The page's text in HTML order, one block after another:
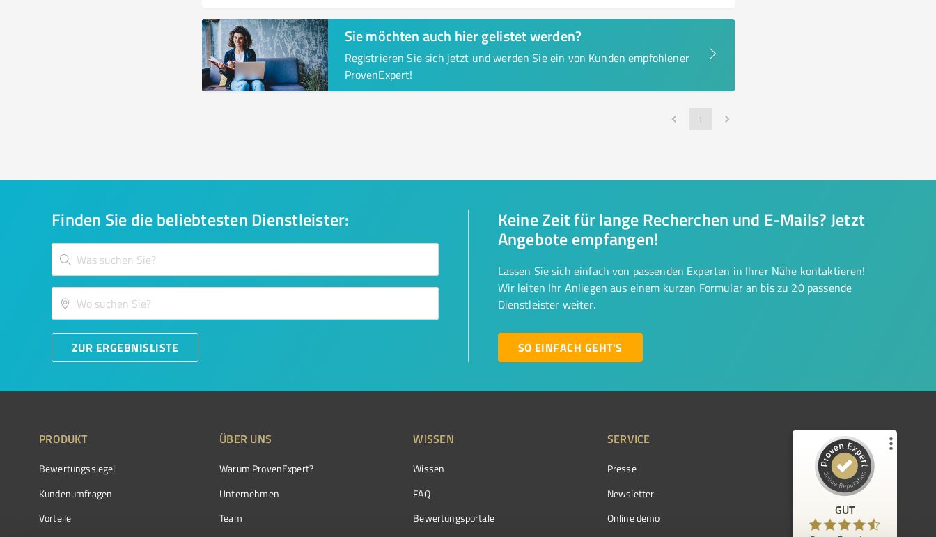
Sie möchten auch hier gelistet werden?
Registrieren Sie sich jetzt und werden Sie ein von Kunden empfohlener
ProvenExpert!
1
Finden Sie die beliebtesten Dienstleister:
ZUR ERGEBNISLISTE
Keine Zeit für lange Recherchen und E-Mails? Jetzt
Angebote empfangen!
Lassen Sie sich einfach von passenden Experten in Ihrer Nähe kontaktieren!
Wir leiten Ihr Anliegen aus einem kurzen Formular an bis zu 20 passende
Dienstleister weiter.
SO EINFACH GEHT'S
PRODUKT
Bewertungssiegel
Kundenumfragen
Vorteile
ÜBER UNS
Warum ProvenExpert?
Unternehmen
Team
WISSEN
Wissen
FAQ
Bewertungsportale
SERVICE
Presse
Newsletter
Online demo
GUT
Kundenbewertungen und Erfahrungen zu
ProvenExpert.com
97
%
Empfehlungen auf